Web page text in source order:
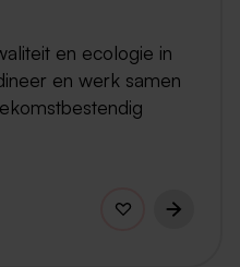
en ecologie in
en werk samen